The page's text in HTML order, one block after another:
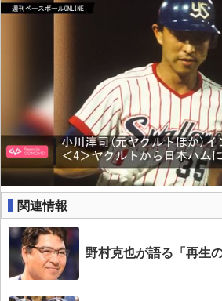
関連情報
野村克也が語る「再生の